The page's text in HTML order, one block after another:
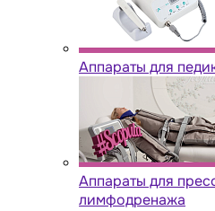
Аппараты для
Аппараты для
лимфодренажа